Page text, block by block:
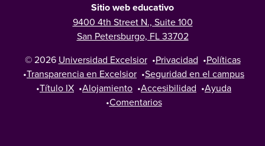
Sitio web educativo
9400 4th Street N., Suite 100
San Petersburgo, FL 33702
© 2026 Universidad Excelsior •Privacidad •Políticas
•Transparencia en Excelsior •Seguridad en el campus
•Título IX •Alojamiento •Accesibilidad •Ayuda
•Comentarios